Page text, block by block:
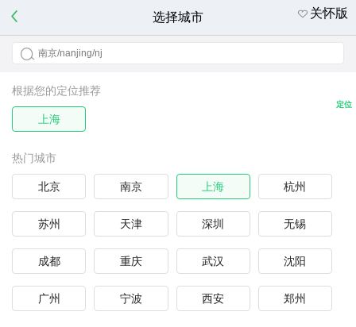
选择城市 关怀版
根据您的定位推荐
上海
热门城市
北京 南京 上海 杭州
苏州 天津 深圳 无锡
成都 重庆 武汉 沈阳
广州 宁波 西安 郑州
定位